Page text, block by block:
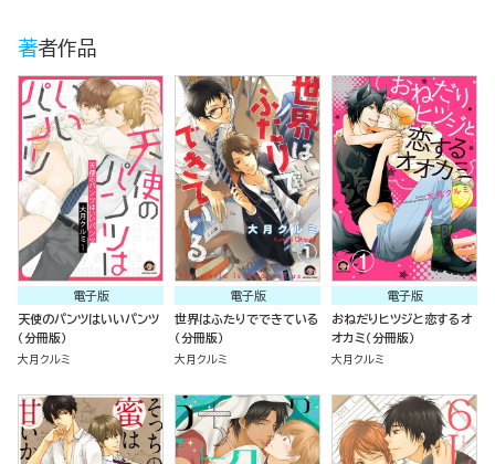
著者作品
電子版
天使のパンツはいいパンツ
（分冊版）
大月クルミ
電子版
世界はふたりでできている
（分冊版）
大月クルミ
電子版
おねだりヒツジと恋するオ
オカミ（分冊版）
大月クルミ